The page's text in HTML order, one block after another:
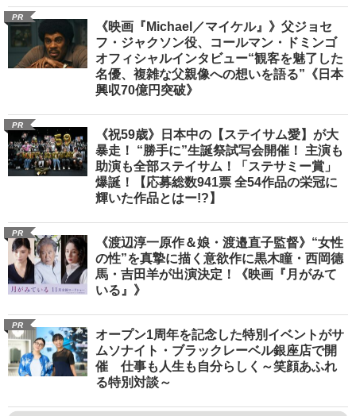
PR
《映画『Michael／マイケル』》父ジョセ
フ・ジャクソン役、コールマン・ドミンゴ
オフィシャルインタビュー“観客を魅了した
名優、複雑な父親像への想いを語る”《日本
興収70億円突破》
PR
《祝59歳》日本中の【ステイサム愛】が大
暴走！ “勝手に”生誕祭試写会開催！ 主演も
助演も全部ステイサム！「ステサミー賞」
爆誕！【応募総数941票 全54作品の栄冠に
輝いた作品とはー!?】
PR
《渡辺淳一原作＆娘・渡邉直子監督》“女性
の性”を真摯に描く意欲作に黒木瞳・西岡德
馬・吉田羊が出演決定！《映画『月がみて
いる』》
PR
オープン1周年を記念した特別イベントがサ
ムソナイト・ブラックレーベル銀座店で開
催 仕事も人生も自分らしく～笑顔あふれ
る特別対談～